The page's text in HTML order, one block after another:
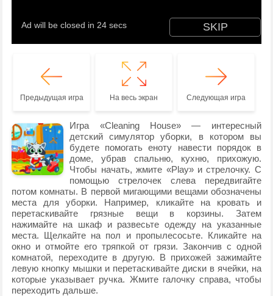
Предыдущая игра На весь экран Следующая игра
Игра «Cleaning House» — интересный
детский симулятор уборки, в котором вы
будете помогать еноту навести порядок в
доме, убрав спальню, кухню, прихожую.
Чтобы начать, жмите «Play» и стрелочку. С
помощью стрелочек слева передвигайте
потом комнаты. В первой мигающими вещами обозначены
места для уборки. Например, кликайте на кровать и
перетаскивайте грязные вещи в корзины. Затем
нажимайте на шкаф и развесьте одежду на указанные
места. Щелкайте на пол и пропылесосьте. Кликайте на
окно и отмойте его тряпкой от грязи. Закончив с одной
комнатой, переходите в другую. В прихожей зажимайте
левую кнопку мышки и перетаскивайте диски в ячейки, на
которые указывает ручка. Жмите галочку справа, чтобы
переходить дальше.